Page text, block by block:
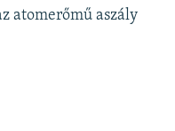
atomerőmű aszály